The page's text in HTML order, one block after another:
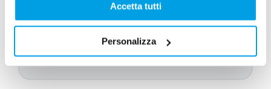
Accetta tutti
Personalizza
Scopri